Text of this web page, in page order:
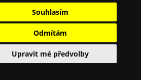
Souhlasím
Odmítám
Upravit mé předvolby
intuitivnímu navádění Sonos
poradí opravdu kdokoliv.
dokonalosti